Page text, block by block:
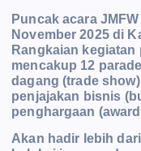
Puncak acara
November 2025 di
Rangkaian
mencakup 12
dagang (trade
penjajakan bisnis
penghargaan
Akan hadir lebih